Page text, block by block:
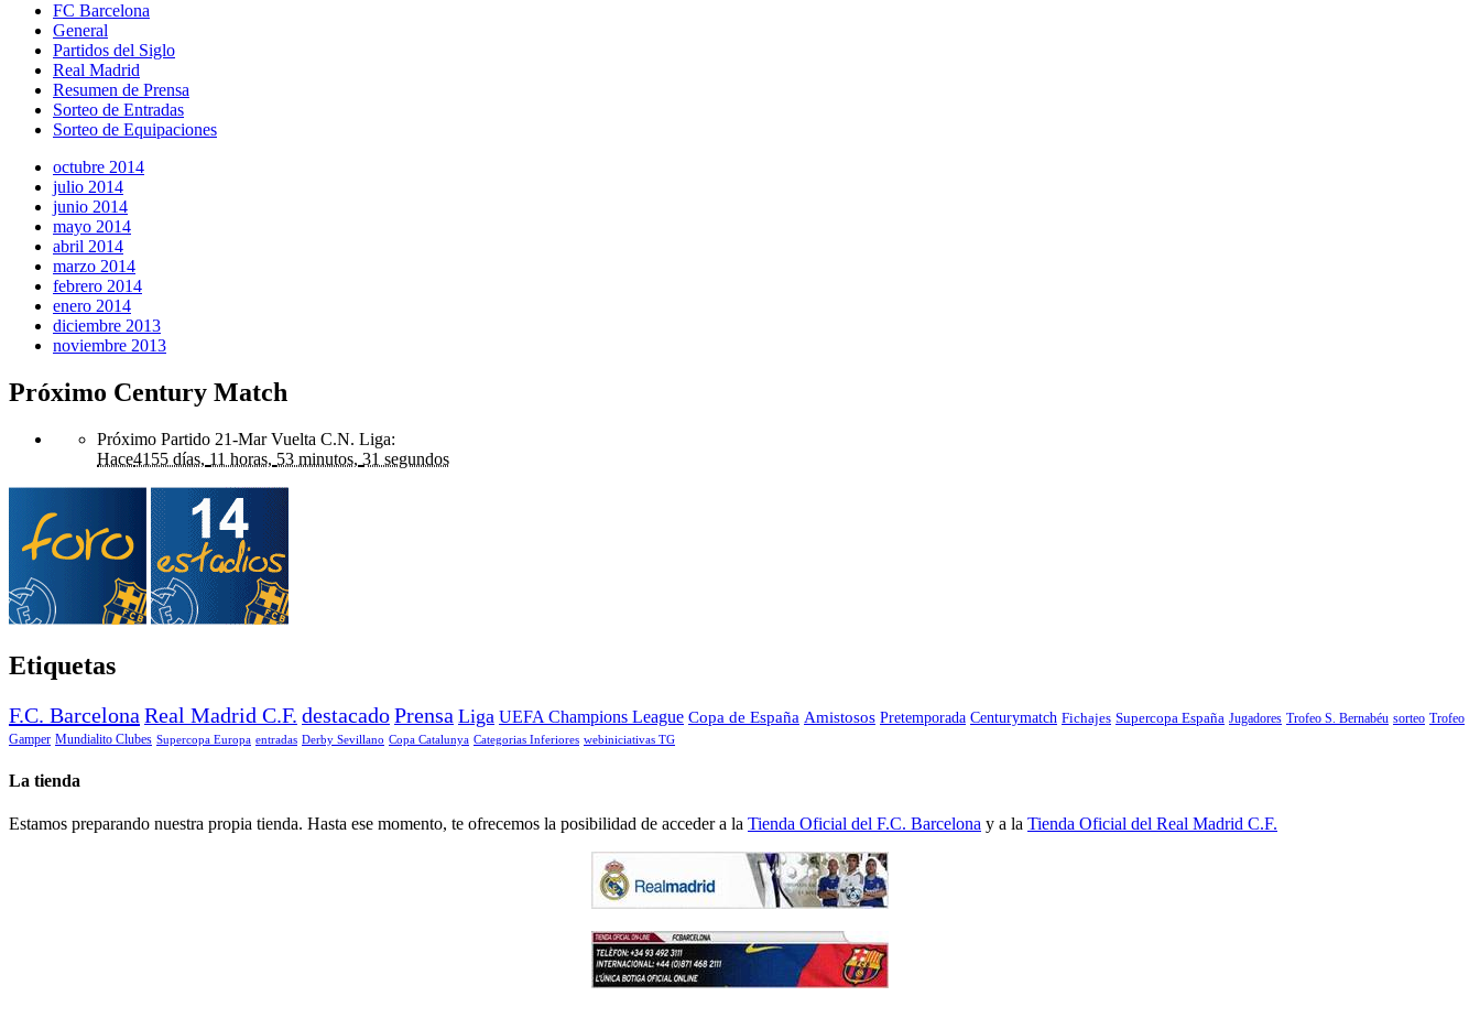
FC Barcelona
General
Partidos del Siglo
Real Madrid
Resumen de Prensa
Sorteo de Entradas
Sorteo de Equipaciones
octubre 2014
julio 2014
junio 2014
mayo 2014
abril 2014
marzo 2014
febrero 2014
enero 2014
diciembre 2013
noviembre 2013
Próximo Century Match
Próximo Partido 21-Mar Vuelta C.N. Liga:
Hace4155 días, 11 horas, 53 minutos, 31 segundos
Etiquetas
F.C. Barcelona Real Madrid C.F. destacadoPrensa Liga UEFA Champions League Copa de España Amistosos Pretemporada Centurymatch Fichajes Supercopa España Jugadores Trofeo S. Bernabéu sorteo Trofeo
Gamper Mundialito Clubes Supercopa Europa entradas Derby Sevillano Copa Catalunya Categorias Inferiores webiniciativas TG
La tienda
Estamos preparando nuestra propia tienda. Hasta ese momento, te ofrecemos la posibilidad de acceder a la Tienda Oficial del F.C. Barcelona y a la Tienda Oficial del Real Madrid C.F.